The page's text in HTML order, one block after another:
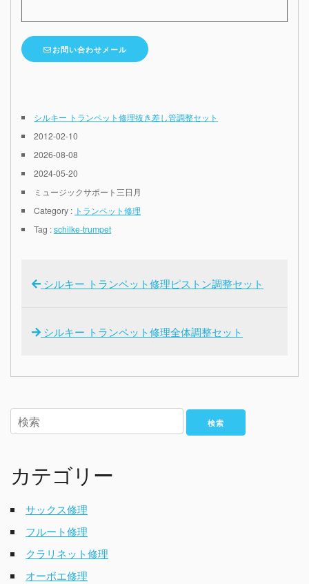
お問い合わせメール
シルキー トランペット修理抜き差し管調整セット
2012-02-10
2026-08-08
2024-05-20
ミュージックサポート三日月
Category : トランペット修理
Tag :schilke-trumpet
シルキー トランペット修理ピストン調整セット
シルキー トランペット修理全体調整セット
検索
カテゴリー
サックス修理
フルート修理
クラリネット修理
オーボエ修理